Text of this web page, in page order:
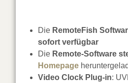
Die RemoteFish
sofort verfügbar
Die Remote-Software
Homepage
Video Clock Plug-in: